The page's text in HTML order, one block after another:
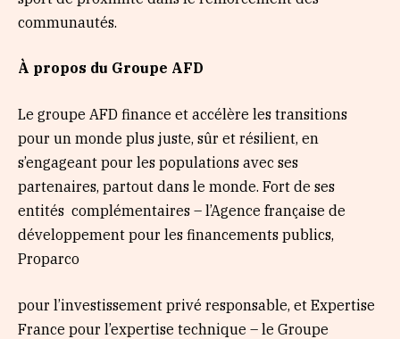
communautés.
À propos du Groupe AFD
Le groupe AFD finance et accélère les transitions
pour un monde plus juste, sûr et résilient, en
s’engageant pour les populations avec ses
partenaires, partout dans le monde. Fort de ses
entités complémentaires – l’Agence française de
développement pour les financements publics,
Proparco
pour l’investissement privé responsable, et Expertise
France pour l’expertise technique – le Groupe